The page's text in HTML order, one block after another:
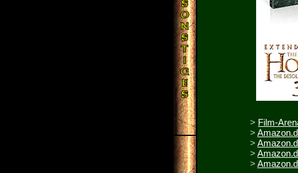
> Film-
>
>
>
>